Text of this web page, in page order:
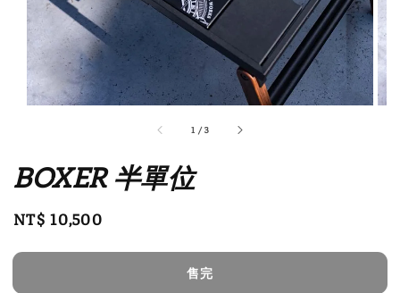
1 /3
BOXER 半單位
Regular
NT$ 10,500
售完